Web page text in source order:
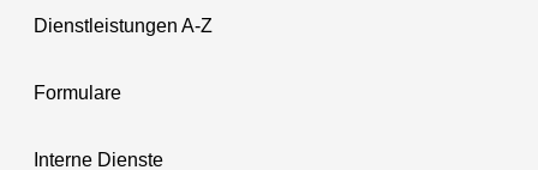
Dienstleistungen A-Z
Formulare
Interne Dienste